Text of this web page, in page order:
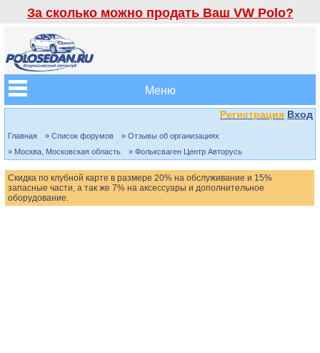
За сколько можно продать Ваш VW Polo?
Меню
Регистрация Вход
Главная » Список форумов
» Отзывы об организациях
» Москва, Московская область
» Фольксваген Центр Авторусь
Скидка по клубной карте в размере 20% на обслуживание и 15%
запасные части, а так же 7% на аксессуары и дополнительное
оборудование.